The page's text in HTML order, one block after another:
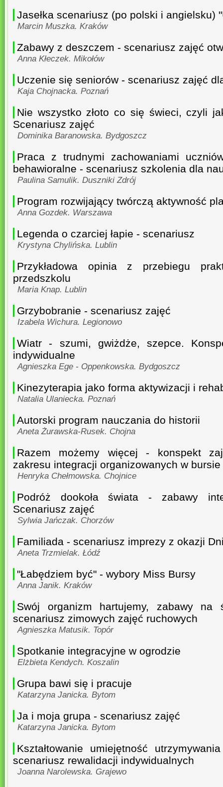
Jasełka scenariusz (po polski i angielsku)
Marcin Muszka. Kraków
Zabawy z deszczem - scenariusz zajęć
Anna Kłeczek. Mikołów
Uczenie się seniorów - scenariusz zajęć
Kaja Chojnacka. Poznań
Nie wszystko złoto co się świeci, czyli
Scenariusz zajęć
Dominika Baranowska. Bydgoszcz
Praca z trudnymi zachowaniami
behawioralne - scenariusz szkolenia dla
Paulina Samulik. Duszniki Zdrój
Program rozwijający twórczą aktywność
Anna Gozdek. Warszawa
Legenda o czarciej łapie - scenariusz
Krystyna Chylińska. Lublin
Przykładowa opinia z przebiegu
przedszkolu
Maria Knap. Lublin
Grzybobranie - scenariusz zajęć
Izabela Wichura. Legionowo
Wiatr - szumi, gwiżdże, szepce.
indywidualne
Agnieszka Ege - Oppenkowska. Bydgoszcz
Kinezyterapia jako forma aktywizacji i
Natalia Ulaniecka. Poznań
Autorski program nauczania do historii
Aneta Żurawska-Rusek. Chojna
Razem możemy więcej - konspekt
zakresu integracji organizowanych w bursie
Henryka Chełmowska. Chojnice
Podróż dookoła świata - zabawy
Scenariusz zajęć
Sylwia Jańczak. Chorzów
Familiada - scenariusz imprezy z okazji
Aneta Trzmielak. Łódź
"Łabędziem być" - wybory Miss Bursy
Anna Janik. Kraków
Swój organizm hartujemy, zabawy na
scenariusz zimowych zajęć ruchowych
Agnieszka Matusik. Topór
Spotkanie integracyjne w ogrodzie
Elżbieta Kendych. Koszalin
Grupa bawi się i pracuje
Katarzyna Janicka. Bytom
Ja i moja grupa - scenariusz zajęć
Katarzyna Janicka. Bytom
Kształtowanie umiejętność
scenariusz rewalidacji indywidualnych
Joanna Narolewska. Grajewo